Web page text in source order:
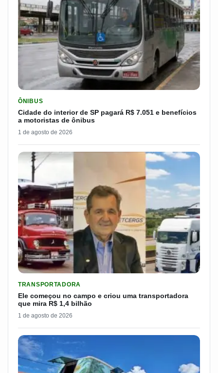
ÔNIBUS
Cidade do interior de SP pagará R$ 7.051 e benefícios
a motoristas de ônibus
1 de agosto de 2026
TRANSPORTADORA
Ele começou no campo e criou uma transportadora
que mira R$ 1,4 bilhão
1 de agosto de 2026